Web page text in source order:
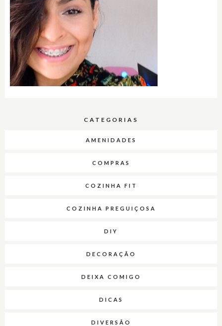
CATEGORIAS
AMENIDADES
COMPRAS
COZINHA FIT
COZINHA PREGUIÇOSA
DIY
DECORAÇÃO
DEIXA COMIGO
DICAS
DIVERSÃO